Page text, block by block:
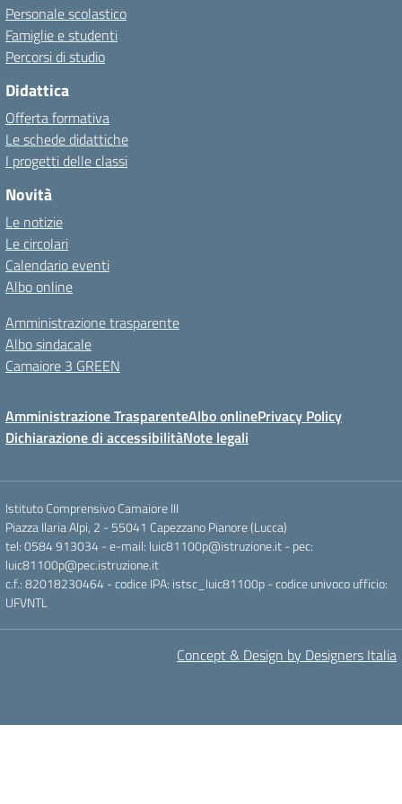
Personale scolastico
Famiglie e studenti
Percorsi di studio
Didattica
Offerta formativa
Le schede didattiche
I progetti delle classi
Novità
Le notizie
Le circolari
Calendario eventi
Albo online
Amministrazione trasparente
Albo sindacale
Camaiore 3 GREEN
Amministrazione TrasparenteAlbo onlinePrivacy Policy
Dichiarazione di accessibilitàNote legali
Istituto Comprensivo Camaiore III
Piazza Ilaria Alpi, 2 - 55041 Capezzano Pianore (Lucca)
tel: 0584 913034 - e-mail: luic81100p@istruzione.it - pec:
luic81100p@pec.istruzione.it
c.f.: 82018230464 - codice IPA: istsc_luic81100p - codice univoco ufficio:
UFVNTL
Concept & Design by Designers Italia